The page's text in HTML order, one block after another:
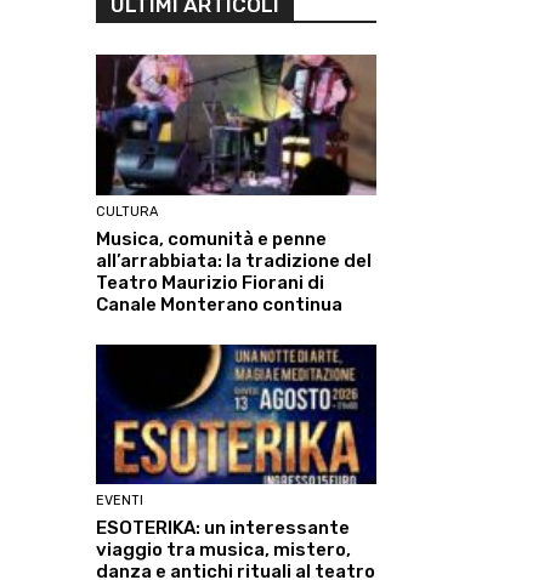
ULTIMI ARTICOLI
CULTURA
Musica, comunità e penne
all’arrabbiata: la tradizione del
Teatro Maurizio Fiorani di
Canale Monterano continua
EVENTI
ESOTERIKA: un interessante
viaggio tra musica, mistero,
danza e antichi rituali al teatro